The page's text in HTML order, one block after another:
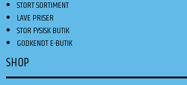
STORT SORTIMENT
LAVE PRISER
STOR FYSISK BUTIK
GODKENDT E-BUTIK
SHOP